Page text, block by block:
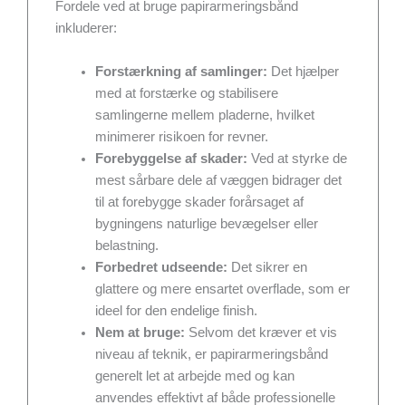
Fordele ved at bruge papirarmeringsbånd
inkluderer:
Forstærkning af samlinger: Det hjælper
med at forstærke og stabilisere
samlingerne mellem pladerne, hvilket
minimerer risikoen for revner.
Forebyggelse af skader: Ved at styrke de
mest sårbare dele af væggen bidrager det
til at forebygge skader forårsaget af
bygningens naturlige bevægelser eller
belastning.
Forbedret udseende: Det sikrer en
glattere og mere ensartet overflade, som er
ideel for den endelige finish.
Nem at bruge: Selvom det kræver et vis
niveau af teknik, er papirarmeringsbånd
generelt let at arbejde med og kan
anvendes effektivt af både professionelle